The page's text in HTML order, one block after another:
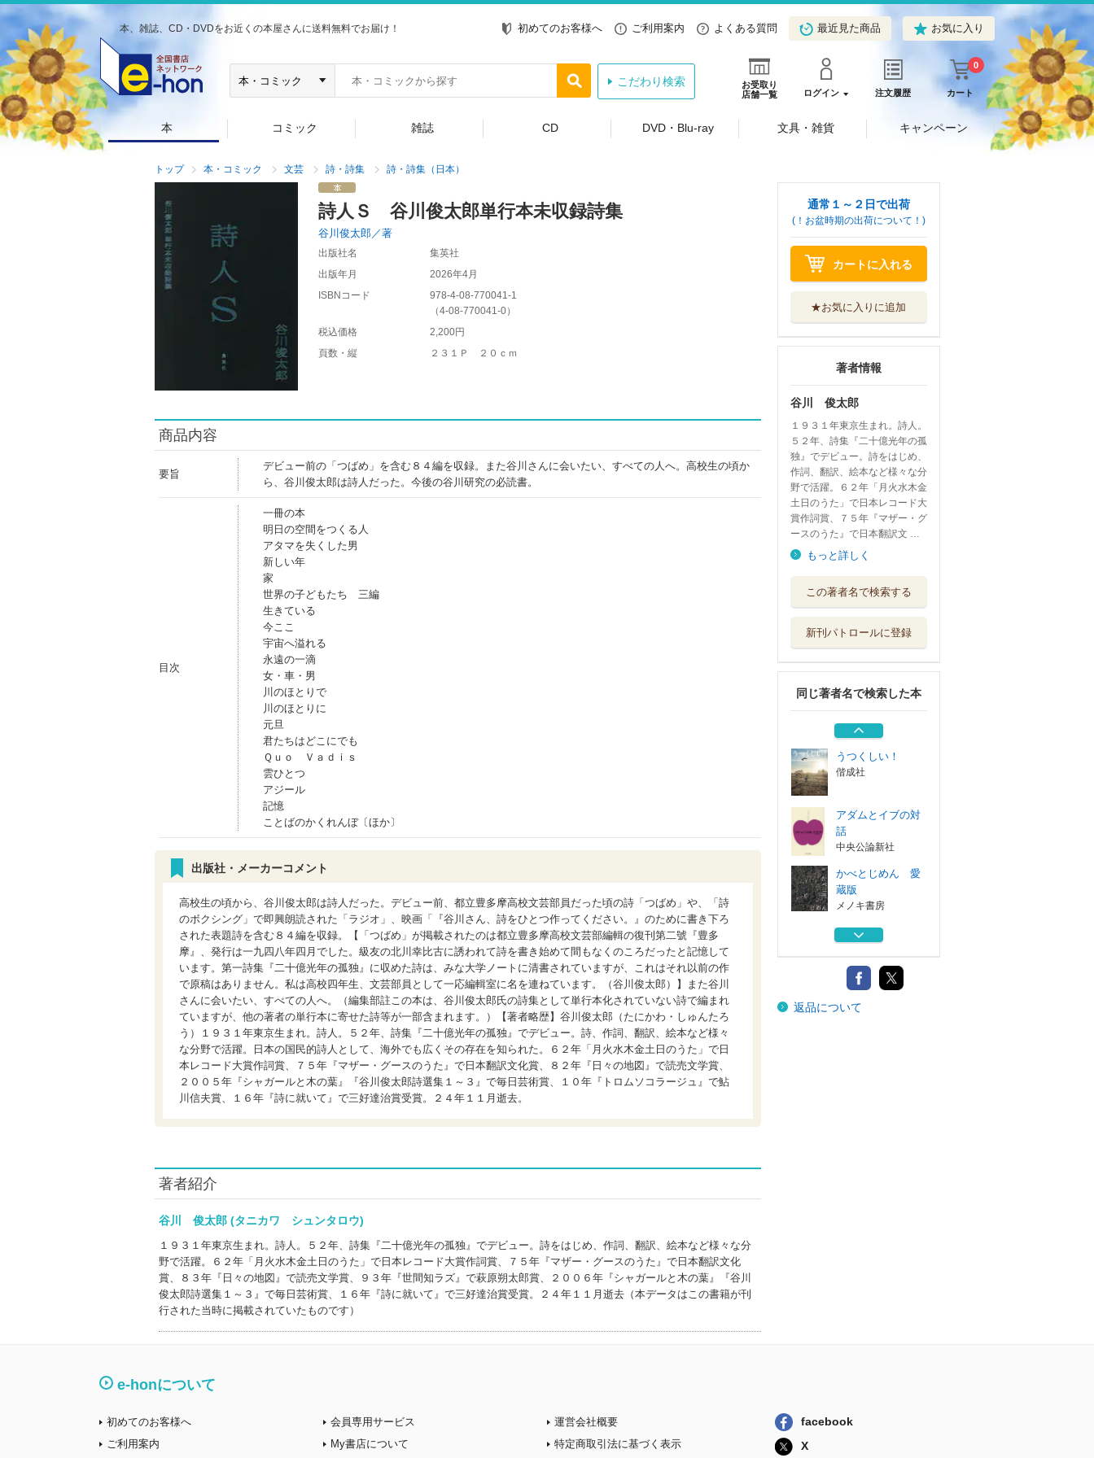
本、雑誌、CD・DVDをお近くの本屋さんに送料無料でお届け！ 初めてのお客様へ ご利用案内 よくある質問 最近見た商品 お気に入り
お受取り
店舗一覧
ログイン 注文履歴 カート
0
こだわり検索
本 コミック 雑誌 CD DVD・Blu-ray 文具・雑貨 キャンペーン
トップ 本・コミック 文芸 詩・詩集 詩・詩集（日本）
詩人Ｓ 谷川俊太郎単行本未収録詩集
谷川俊太郎／著
出版社名
集英社
出版年月
2026年4月
ISBNコード
978-4-08-770041-1
（4-08-770041-0）
税込価格
2,200円
頁数・縦
２３１Ｐ ２０ｃｍ
商品内容
要旨
デビュー前の「つばめ」を含む８４編を収録。また谷川さんに会いたい、すべての人へ。高校生の頃か
ら、谷川俊太郎は詩人だった。今後の谷川研究の必読書。
目次
一冊の本
明日の空間をつくる人
アタマを失くした男
新しい年
家
世界の子どもたち 三編
生きている
今ここ
宇宙へ溢れる
永遠の一滴
女・車・男
川のほとりで
川のほとりに
元旦
君たちはどこにでも
Ｑｕｏ Ｖａｄｉｓ
雲ひとつ
アジール
記憶
ことばのかくれんぼ〔ほか〕
出版社・メーカーコメント
高校生の頃から、谷川俊太郎は詩人だった。デビュー前、都立豊多摩高校文芸部員だった頃の詩「つばめ」や、「詩
のボクシング」で即興朗読された「ラジオ」、映画「『谷川さん、詩をひとつ作ってください。』のために書き下ろ
された表題詩を含む８４編を収録。【「つばめ」が掲載されたのは都立豊多摩高校文芸部編輯の復刊第二號『豊多
摩』、発行は一九四八年四月でした。級友の北川幸比古に誘われて詩を書き始めて間もなくのころだったと記憶して
います。第一詩集『二十億光年の孤独』に収めた詩は、みな大学ノートに清書されていますが、これはそれ以前の作
で原稿はありません。私は高校四年生、文芸部員として一応編輯室に名を連ねています。（谷川俊太郎）】また谷川
さんに会いたい、すべての人へ。（編集部註この本は、谷川俊太郎氏の詩集として単行本化されていない詩で編まれ
ていますが、他の著者の単行本に寄せた詩等が一部含まれます。）【著者略歴】谷川俊太郎（たにかわ・しゅんたろ
う）１９３１年東京生まれ。詩人。５２年、詩集『二十億光年の孤独』でデビュー。詩、作詞、翻訳、絵本など様々
な分野で活躍。日本の国民的詩人として、海外でも広くその存在を知られた。６２年「月火水木金土日のうた」で日
本レコード大賞作詞賞、７５年『マザー・グースのうた』で日本翻訳文化賞、８２年『日々の地図』で読売文学賞、
２００５年『シャガールと木の葉』『谷川俊太郎詩選集１～３』で毎日芸術賞、１０年『トロムソコラージュ』で鮎
川信夫賞、１６年『詩に就いて』で三好達治賞受賞。２４年１１月逝去。
著者紹介
谷川 俊太郎 (タニカワ シュンタロウ)
１９３１年東京生まれ。詩人。５２年、詩集『二十億光年の孤独』でデビュー。詩をはじめ、作詞、翻訳、絵本など様々な分
野で活躍。６２年「月火水木金土日のうた」で日本レコード大賞作詞賞、７５年『マザー・グースのうた』で日本翻訳文化
賞、８３年『日々の地図』で読売文学賞、９３年『世間知ラズ』で萩原朔太郎賞、２００６年『シャガールと木の葉』『谷川
俊太郎詩選集１～３』で毎日芸術賞、１６年『詩に就いて』で三好達治賞受賞。２４年１１月逝去（本データはこの書籍が刊
行された当時に掲載されていたものです）
通常１～２日で出荷
(！お盆時期の出荷について！)
カートに入れる
★お気に入りに追加
著者情報
谷川 俊太郎
１９３１年東京生まれ。詩人。
５２年、詩集『二十億光年の孤
独』でデビュー。詩をはじめ、
作詞、翻訳、絵本など様々な分
野で活躍。６２年「月火水木金
土日のうた」で日本レコード大
賞作詞賞、７５年『マザー・グ
ースのうた』で日本翻訳文 …
もっと詳しく
この著者名で検索する
新刊パトロールに登録
同じ著者名で検索した本
蔵版
はだか 谷川俊太
筑摩書房
茨木のり子詩集
岩波書店
うつくしい！
偕成社
アダムとイブの対
話
中央公論新社
かべとじめん 愛
蔵版
メノキ書房
はだか 谷川俊太
筑摩書房
茨木のり子詩集
岩波書店
返品について
e-honについて
初めてのお客様へ
ご利用案内
会員専用サービス
My書店について
運営会社概要
特定商取引法に基づく表示
facebook
X